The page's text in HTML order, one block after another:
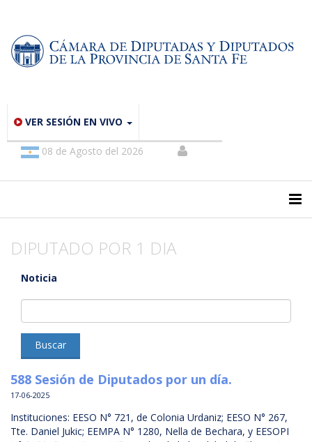
VER SESIÓN EN VIVO
08 de Agosto del 2026
DIPUTADO POR 1 DIA
Noticia
Buscar
588 Sesión de Diputados por un día.
17-06-2025
Instituciones: EESO N° 721, de Colonia Urdaniz; EESO N° 267,
Tte. Daniel Jukic; EEMPA N° 1280, Nella de Bechara, y EESOPI